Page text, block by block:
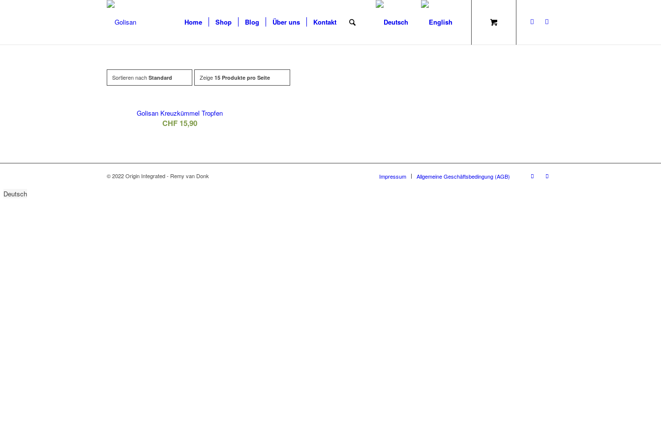
Home Shop Blog Über uns Kontakt
Sortieren nach Standard Zeige 15 Produkte pro Seite
Golisan Kreuzkümmel Tropfen
CHF15,90
© 2022 Origin Integrated - Remy van Donk Impressum Allgemeine Geschäftsbedingung (AGB)
Deutsch